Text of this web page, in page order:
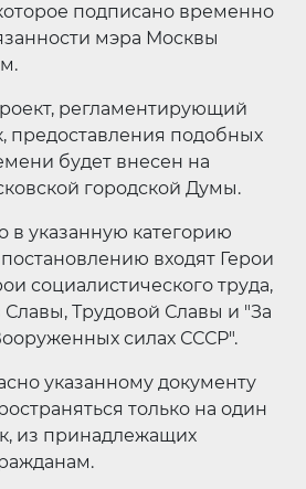
подписано временно
мэра Москвы
регламентирующий
предоставления подобных
будет внесен на
городской Думы.
в указанную категорию
входят Герои
социалистического труда,
Трудовой Славы и "За
силах СССР".
указанному документу
только на один
из принадлежащих